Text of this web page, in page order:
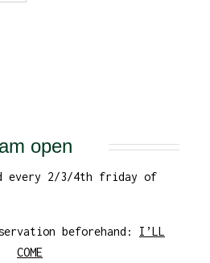
open
every 2/3/4th friday of
beforehand: I’LL
COME